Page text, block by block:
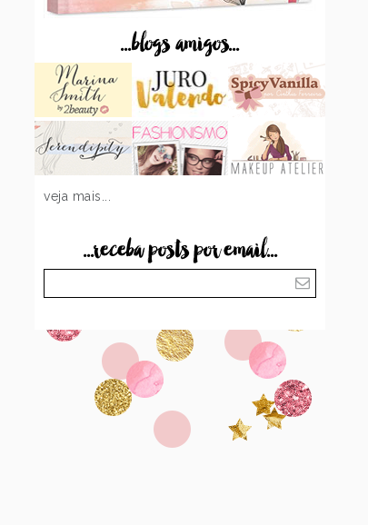
...blogs amigos...
veja mais...
...receba posts por email...